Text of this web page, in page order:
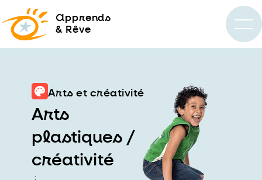
apprends
& Rêve
Arts et créativité
Arts
plastiques /
créativité
: